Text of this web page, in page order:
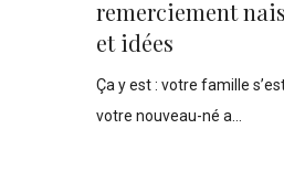
remerciement
et idées
Ça y est : votre famille
votre nouveau-né a…